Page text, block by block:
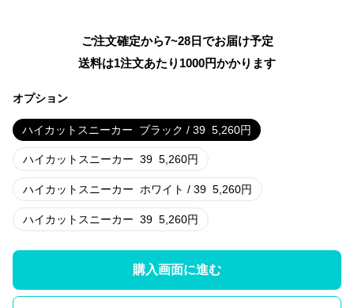
ご注文確定から7~28日でお届け予定
送料は1注文あたり 1000円かかります
オプション
ハイカットスニーカー ブラック / 39 5,260円
ハイカットスニーカー 39 5,260円
ハイカットスニーカー ホワイト / 39 5,260円
ハイカットスニーカー 39 5,260円
購入画面に進む